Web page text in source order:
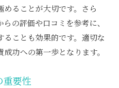
めることが大切です。さら
の評価や口コミを参考に、
ことも効果的です。適切な
功への第一歩となります。
重要性